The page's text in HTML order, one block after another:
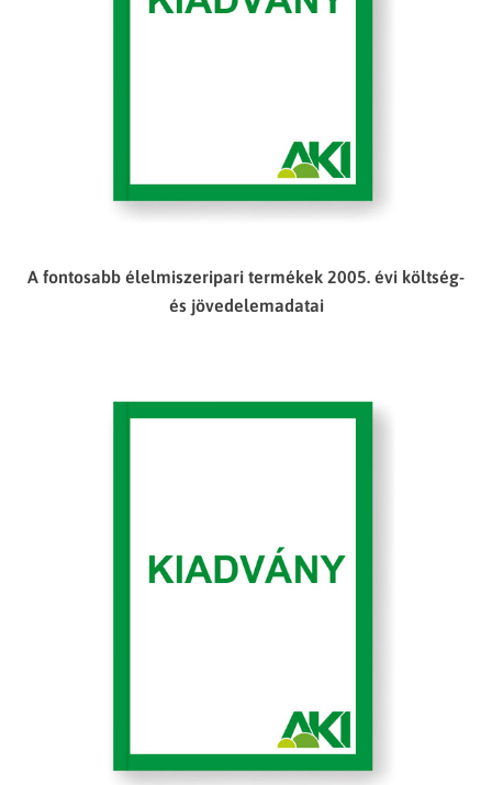
A fontosabb élelmiszeripari termékek 2005. évi költség-
és jövedelemadatai